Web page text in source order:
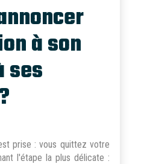
à son
ses
prise : vous quittez votre
l'étape la plus délicate :